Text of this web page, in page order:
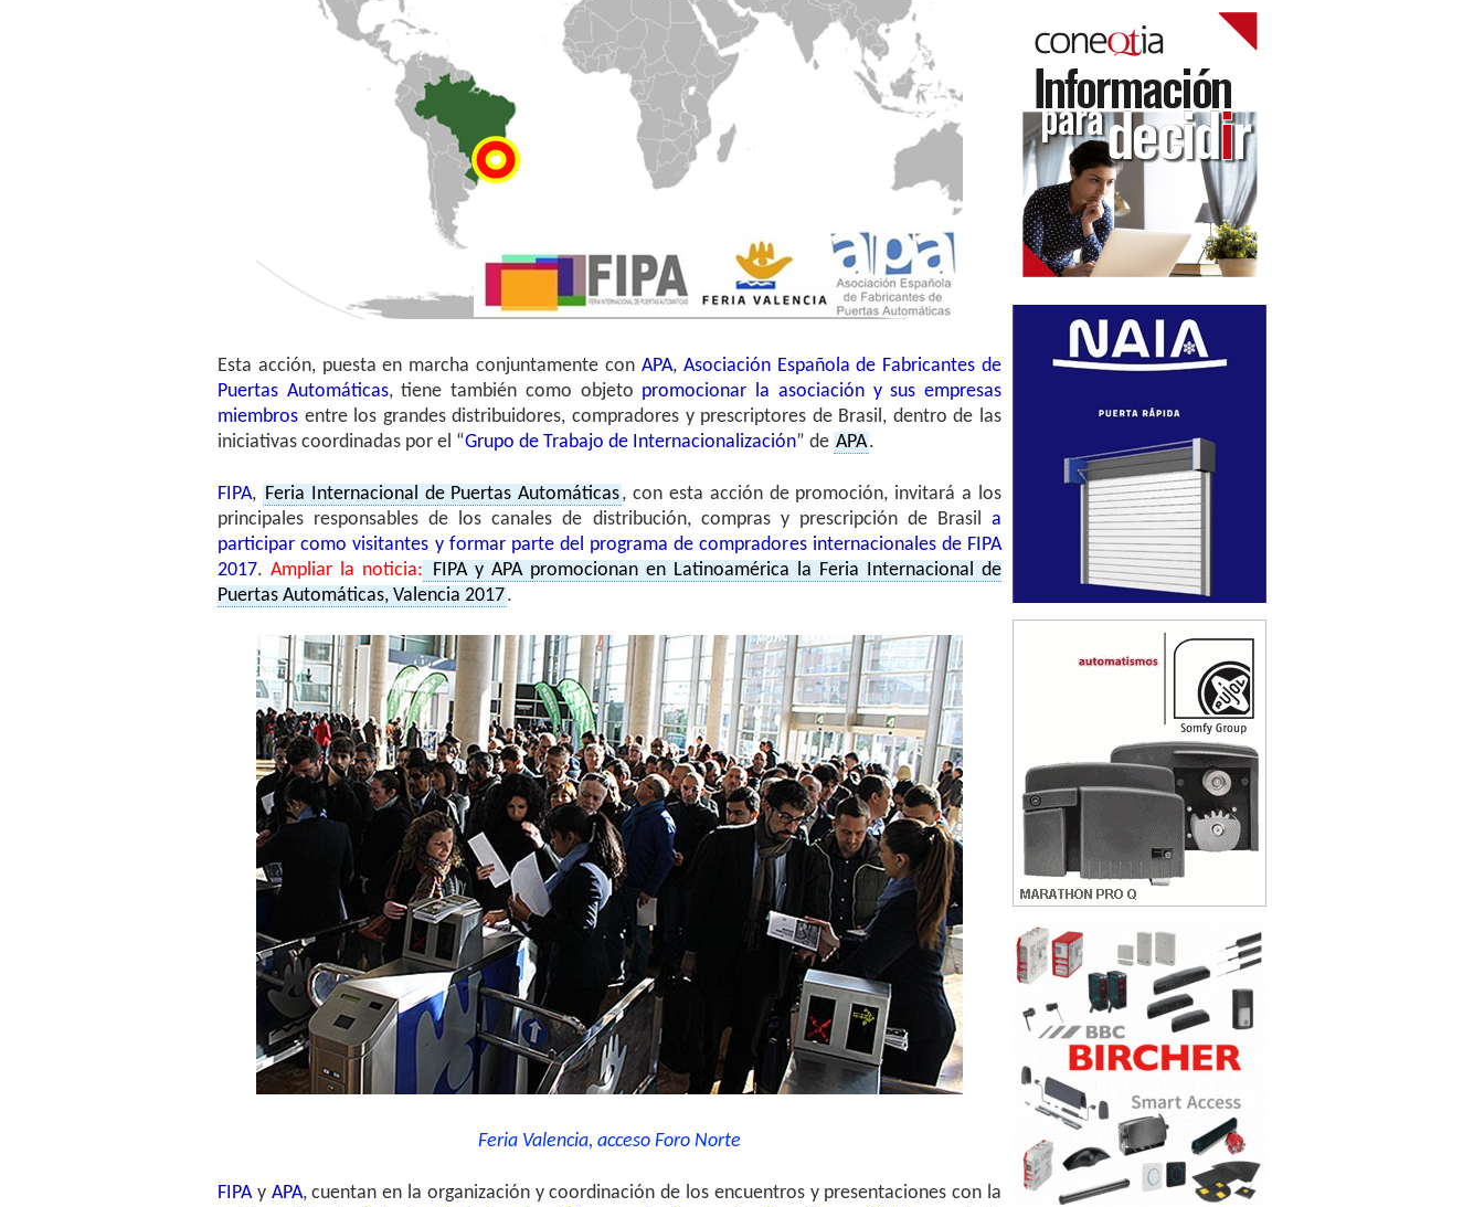
Esta acción, puesta en marcha conjuntamente con APA, Asociación Española de Fabricantes de
Puertas Automáticas, tiene también como objeto promocionar la asociación y sus empresas
miembros entre los grandes distribuidores, compradores y prescriptores de Brasil, dentro de las
iniciativas coordinadas por el “Grupo de Trabajo de Internacionalización” de APA.
FIPA, Feria Internacional de Puertas Automáticas, con esta acción de promoción, invitará a los
principales responsables de los canales de distribución, compras y prescripción de Brasil a
participar como visitantes y formar parte del programa de compradores internacionales de FIPA
2017. Ampliar la noticia: FIPA y APA promocionan en Latinoamérica la Feria Internacional de
Puertas Automáticas, Valencia 2017.
Feria Valencia, acceso Foro Norte
FIPAy APA, cuentan en la organización y coordinación de los encuentros y presentaciones con la